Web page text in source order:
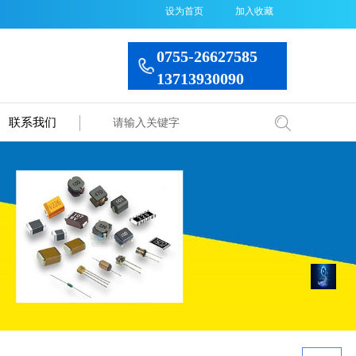
设为首页 加入收藏
0755-26627585
13713930090
联系我们 搜索